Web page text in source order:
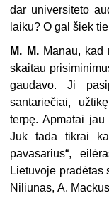
dar universiteto
laiku? O gal šiek
M. M. Manau,
skaitau
gaudavo. Ji
santariečiai,
terpę. Apmatai
Juk tada tikrai
pavasarius“,
Lietuvoje pradėtas
Niliūnas, A.